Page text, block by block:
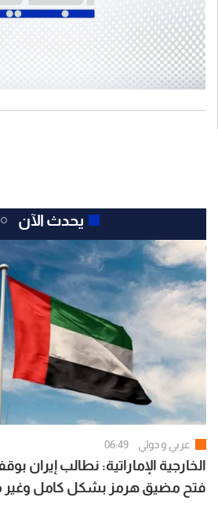
يحدث الآن
عربي و دولي 06:49
الخارجية الإماراتية: نطالب إيران
فتح مضيق هرمز بشكل كامل